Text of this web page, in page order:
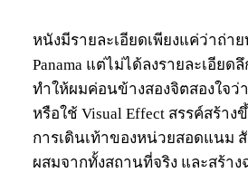
หนังมีรายละเอียดเพียงแค่ว่าถ่า
Panama แต่ไม่ได้ลงรายละเอีย
ทำให้ผมค่อนข้างสองจิตสองใจว่
หรือใช้ Visual Effect สรรค์สร้าง
การเดินเท้าของหน่วยสอดแนม
ผสมจากทั้งสถานที่จริง และสร้า